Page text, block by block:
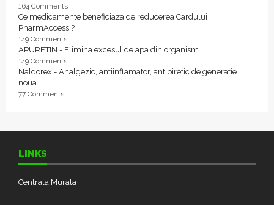
164 Comments
Ce medicamente beneficiaza de reducerea Cardului
PharmAccess ?
149 Comments
APURETIN - Elimina excesul de apa din organism
149 Comments
Naldorex - Analgezic, antiinflamator, antipiretic de generatie
noua
77 Comments
LINKS
Centrala Murala